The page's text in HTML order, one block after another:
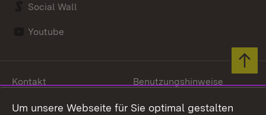
Social Wall
Youtube
Kontakt
Benutzungshinweise
Um unsere Webseite für Sie optimal gestalten